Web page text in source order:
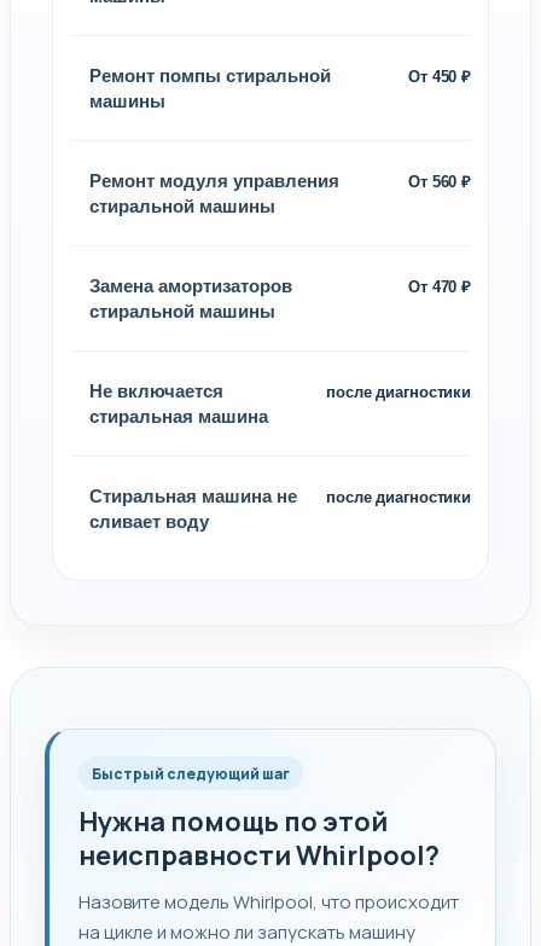
Ремонт помпы стиральной
машины
От 450 ₽
Ремонт модуля управления
стиральной машины
От 560 ₽
Замена амортизаторов
стиральной машины
От 470 ₽
Не включается
стиральная машина
после диагностики
Стиральная машина не
сливает воду
после диагностики
Быстрый следующий шаг
Нужна помощь по этой
неисправности Whirlpool?
Назовите модель Whirlpool, что происходит
на цикле и можно ли запускать машину